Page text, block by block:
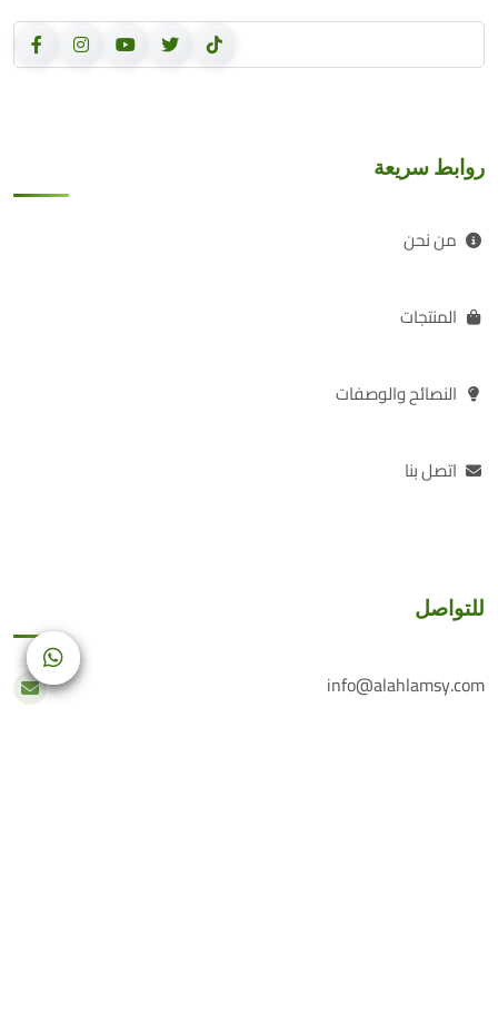
روابط سريعة
من نحن
المنتجات
النصائح والوصفات
اتصل بنا
للتواصل
info@alahlamsy.com